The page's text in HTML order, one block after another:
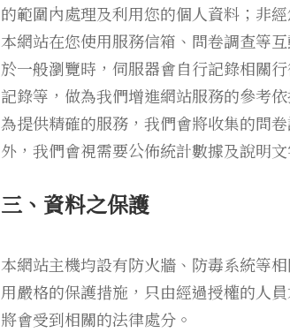
的範圍內處理及利用您的個人資料；非
本網站在您使用服務信箱、問卷調查等
於一般瀏覽時，伺服器會自行記錄相關
記錄等，做為我們增進網站服務的參考
為提供精確的服務，我們會將收集的問
外，我們會視需要公佈統計數據及說明
三、資料之保護
本網站主機均設有防火牆、防毒系統等
用嚴格的保護措施，只由經過授權的人
將會受到相關的法律處分。